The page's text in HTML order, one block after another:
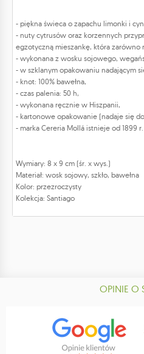
- piękna świeca o zapachu limonki i
- nuty cytrusów oraz korzennych
egzotyczną mieszankę, która zarówno
- wykonana z wosku sojowego,
- w szklanym opakowaniu nadającym
- knot: 100% bawełna,
- czas palenia: 50 h,
- wykonana ręcznie w Hiszpanii,
- kartonowe opakowanie (nadaje się
- marka Cereria Mollá istnieje od 1899 r.
Wymiary: 8 x 9 cm (śr. x wys.)
Materiał: wosk sojowy, szkło, bawełna
Kolor: przezroczysty
Kolekcja: Santiago
OPINIE O